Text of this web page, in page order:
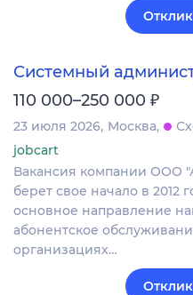
Системный
110 000–250 000 ₽
23 июля 2026 Москва
jobcart
Вакансия компании ООО
берет свое начало в 2012
основное направление
абонентское
организациях…